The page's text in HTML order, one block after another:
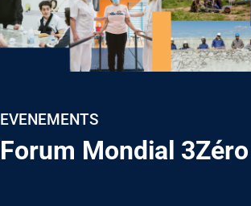
EVENEMENTS
Forum Mondial 3Zéro